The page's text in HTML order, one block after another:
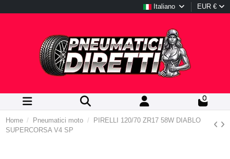
Italiano EUR €
0
Home Pneumatici moto
PIRELLI 120/70 ZR17 58W DIABLO
SUPERCORSA V4 SP